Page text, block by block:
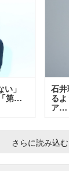
」
第…
石
る
ア…
さらに読み込む